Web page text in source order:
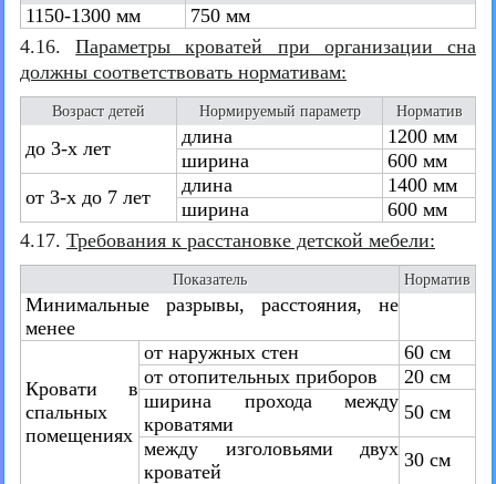
1150-1300 мм
750 мм
4.16.Параметры кроватей при организации сна
должны соответствовать нормативам:
Возраст детей Нормируемый параметр Норматив
до 3-х лет
длина
1200 мм
ширина
600 мм
от 3-х до 7 лет
длина
1400 мм
ширина
600 мм
4.17. Требования к расстановке детской мебели:
Показатель Норматив
Минимальные разрывы, расстояния, не
менее
Кровати в
спальных
помещениях
от наружных стен
60 см
от отопительных приборов
20 см
ширина прохода между
кроватями
50 см
между изголовьями двух
кроватей
30 см